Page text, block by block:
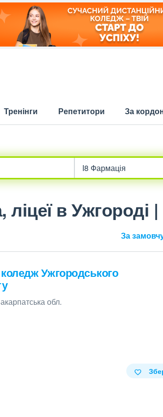
Тренінги Репетитори За
в Ужгороді
За
Ужгородського
обл.